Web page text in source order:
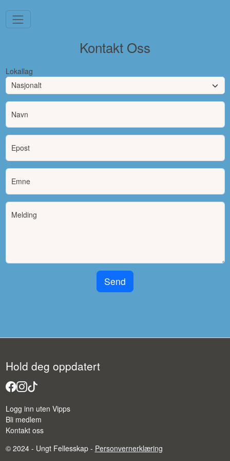
Kontakt Oss
Lokallag
Navn
Epost
Emne
Melding
Send
Hold deg oppdatert
Facebook
Instagram
Tiktok
Logg inn uten Vipps
Bli medlem
Kontakt oss
© 2024 - Ungt Fellesskap - Personvernerklæring